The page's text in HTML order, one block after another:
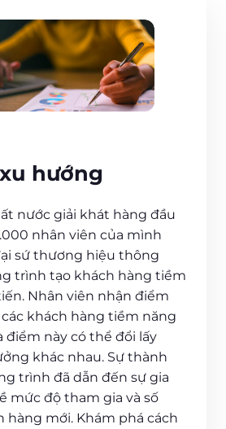
hướng
nước giải khát hàng đầu
nhân viên của mình
sứ thương hiệu thông
trình tạo khách hàng tiềm
Nhân viên nhận điểm
khách hàng tiềm năng
điểm này có thể đổi lấy
khác nhau. Sự thành
trình đã dẫn đến sự gia
mức độ tham gia và số
hàng mới. Khám phá cách